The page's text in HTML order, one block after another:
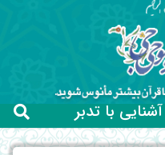
آشنایی با تدبر